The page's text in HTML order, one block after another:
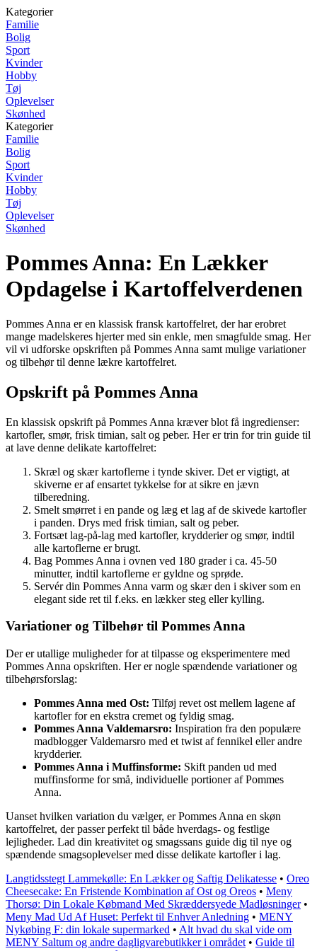
Kategorier
Familie
Bolig
Sport
Kvinder
Hobby
Tøj
Oplevelser
Skønhed
Kategorier
Familie
Bolig
Sport
Kvinder
Hobby
Tøj
Oplevelser
Skønhed
Pommes Anna: En Lækker
Opdagelse i Kartoffelverdenen
Pommes Anna er en klassisk fransk kartoffelret, der har erobret
mange madelskeres hjerter med sin enkle, men smagfulde smag. Her
vil vi udforske opskriften på Pommes Anna samt mulige variationer
og tilbehør til denne lækre kartoffelret.
Opskrift på Pommes Anna
En klassisk opskrift på Pommes Anna kræver blot få ingredienser:
kartofler, smør, frisk timian, salt og peber. Her er trin for trin guide til
at lave denne delikate kartoffelret:
Skræl og skær kartoflerne i tynde skiver. Det er vigtigt, at
skiverne er af ensartet tykkelse for at sikre en jævn
tilberedning.
Smelt smørret i en pande og læg et lag af de skivede kartofler
i panden. Drys med frisk timian, salt og peber.
Fortsæt lag-på-lag med kartofler, krydderier og smør, indtil
alle kartoflerne er brugt.
Bag Pommes Anna i ovnen ved 180 grader i ca. 45-50
minutter, indtil kartoflerne er gyldne og sprøde.
Servér din Pommes Anna varm og skær den i skiver som en
elegant side ret til f.eks. en lækker steg eller kylling.
Variationer og Tilbehør til Pommes Anna
Der er utallige muligheder for at tilpasse og eksperimentere med
Pommes Anna opskriften. Her er nogle spændende variationer og
tilbehørsforslag:
Pommes Anna med Ost: Tilføj revet ost mellem lagene af
kartofler for en ekstra cremet og fyldig smag.
Pommes Anna Valdemarsro: Inspiration fra den populære
madblogger Valdemarsro med et twist af fennikel eller andre
krydderier.
Pommes Anna i Muffinsforme: Skift panden ud med
muffinsforme for små, individuelle portioner af Pommes
Anna.
Uanset hvilken variation du vælger, er Pommes Anna en skøn
kartoffelret, der passer perfekt til både hverdags- og festlige
lejligheder. Lad din kreativitet og smagssans guide dig til nye og
spændende smagsoplevelser med disse delikate kartofler i lag.
Langtidsstegt Lammekølle: En Lækker og Saftig Delikatesse • Oreo
Cheesecake: En Fristende Kombination af Ost og Oreos • Meny
Thorsø: Din Lokale Købmand Med Skræddersyede Madløsninger•
Meny Mad Ud Af Huset: Perfekt til Enhver Anledning • MENY
Nykøbing F: din lokale supermarked • Alt hvad du skal vide om
MENY Saltum og andre dagligvarebutikker i området • Guide til